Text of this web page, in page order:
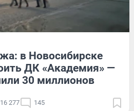
в Новосибирске
ДК «Академия» —
30 миллионов
16 277 145